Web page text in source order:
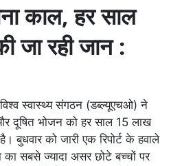
काल, हर साल
जा रही जान :
स्वास्थ्य संगठन (डब्ल्यूएचओ) ने
दूषित भोजन को हर साल 15 लाख
बुधवार को जारी एक रिपोर्ट के हवाले
सबसे ज्यादा असर छोटे बच्चों पर